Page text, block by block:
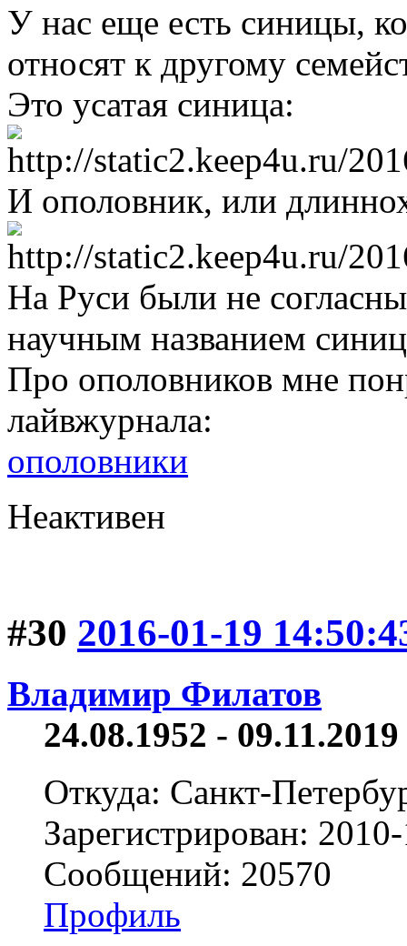
У нас еще есть синицы,
относят к другому
Это усатая синица:
И ополовник, или
На Руси были не
научным названием
Про ополовников мне
лайвжурнала:
ополовники
Неактивен
#30 2016-01-19
Владимир Филатов
24.08.1952 -
Откуда: Санкт-
Зарегистрирован:
Сообщений: 20570
Профиль